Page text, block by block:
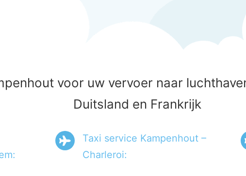
voor uw vervoer naar
Duitsland en Frankrijk
Taxi service Kampenhout –
Charleroi: